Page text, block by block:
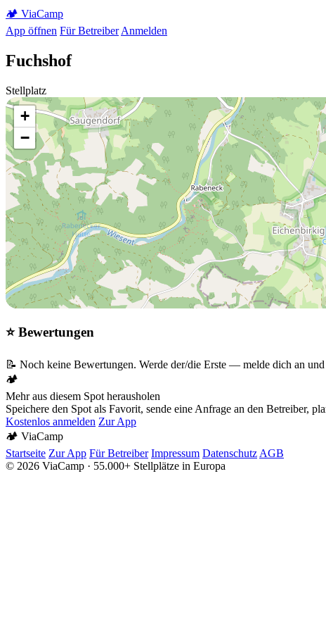
🏕️ ViaCamp
App öffnen Für Betreiber Anmelden
Fuchshof
Stellplatz
+
−
⭐ Bewertungen
📝 Noch keine Bewertungen. Werde der/die Erste — melde dich an
🏕️
Mehr aus diesem Spot herausholen
Speichere den Spot als Favorit, sende eine Anfrage an den Betreiber,
Kostenlos anmelden Zur App
🏕️ ViaCamp
Startseite Zur App Für Betreiber Impressum Datenschutz AGB
© 2026 ViaCamp · 55.000+ Stellplätze in Europa